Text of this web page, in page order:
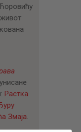
Растка
Змаја